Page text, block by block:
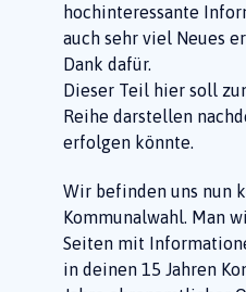
hochinteressante
auch sehr viel Neues
Dank dafür.
Dieser Teil hier soll
Reihe darstellen
erfolgen könnte.
Wir befinden uns nun
Kommunalwahl. Man
Seiten mit
in deinen 15 Jahren